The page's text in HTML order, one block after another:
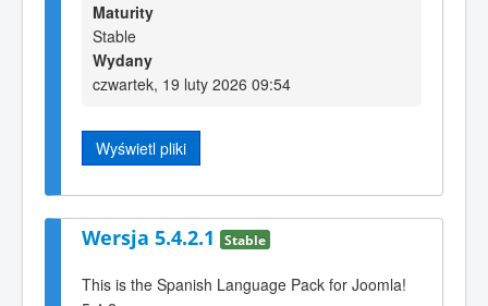
Maturity
Stable
Wydany
czwartek, 19 luty 2026 09:54
Wyświetl pliki
Wersja 5.4.2.1 Stable
This is the Spanish Language Pack for Joomla!